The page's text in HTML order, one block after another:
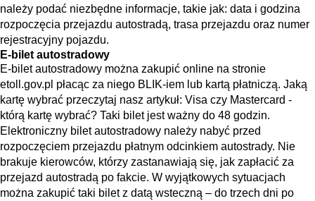
należy podać niezbędne informacje, takie jak: data i godzina
rozpoczęcia przejazdu autostradą, trasa przejazdu oraz numer
rejestracyjny pojazdu.
E-bilet autostradowy
E-bilet autostradowy można zakupić online na stronie
etoll.gov.pl płacąc za niego BLIK-iem lub kartą płatniczą. Jaką
kartę wybrać przeczytaj nasz artykuł: Visa czy Mastercard -
którą kartę wybrać? Taki bilet jest ważny do 48 godzin.
Elektroniczny bilet autostradowy należy nabyć przed
rozpoczęciem przejazdu płatnym odcinkiem autostrady. Nie
brakuje kierowców, którzy zastanawiają się, jak zapłacić za
przejazd autostradą po fakcie. W wyjątkowych sytuacjach
można zakupić taki bilet z datą wsteczną – do trzech dni po